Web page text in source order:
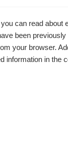
can read about
been
your browser.
information in the